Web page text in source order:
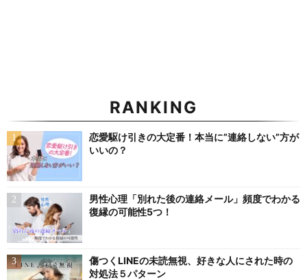
RANKING
恋愛駆け引きの大定番！本当に”連絡しない”方が
いいの？
男性心理「別れた後の連絡メール」頻度でわかる
復縁の可能性5つ！
傷つくLINEの未読無視、好きな人にされた時の
対処法５パターン